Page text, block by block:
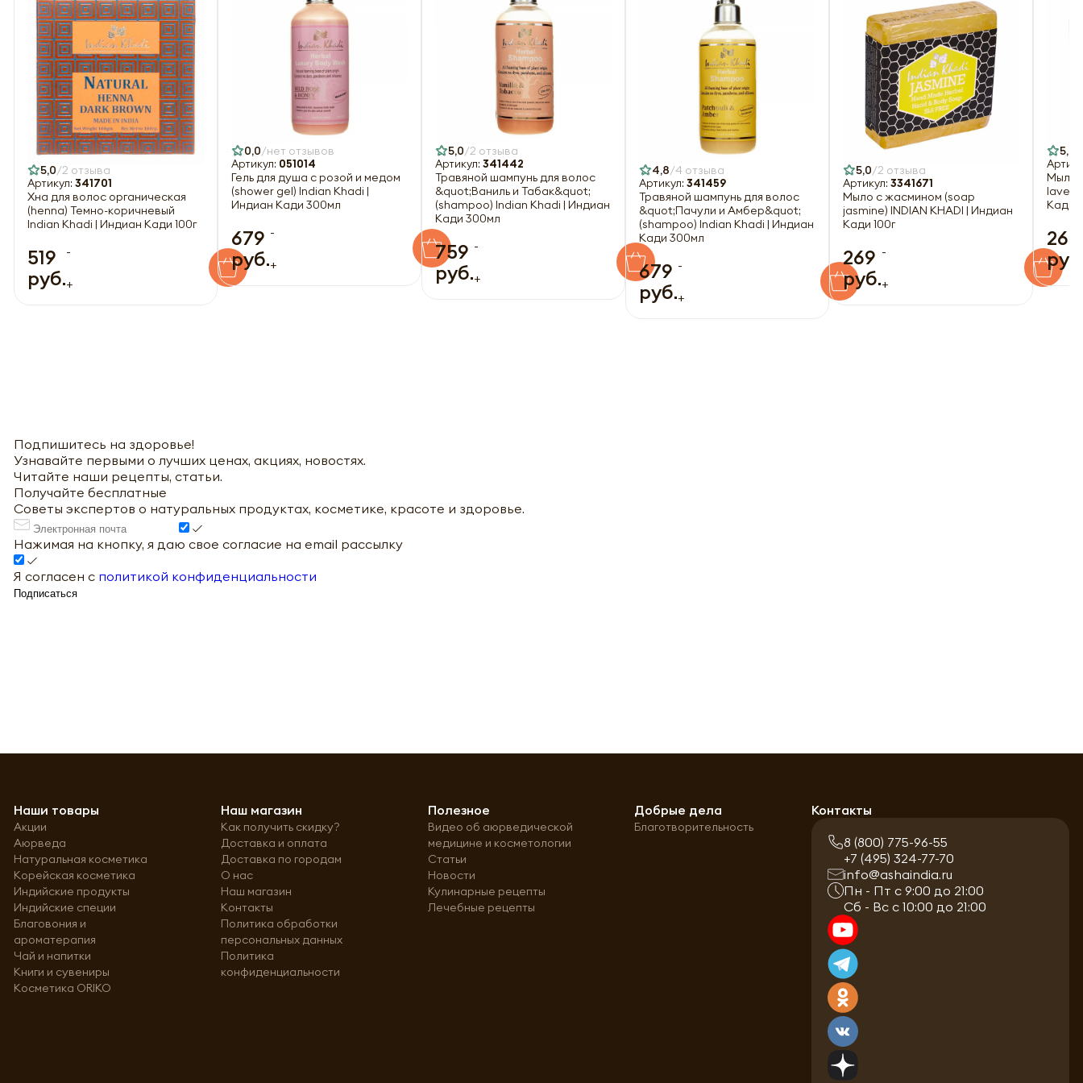
5,0 2 отзыва
Артикул: 341701
Хна для волос органическая
(henna) Темно-коричневый
Indian Khadi | Индиан Кади 100г
519
руб.
-
+
0,0 нет отзывов
Артикул: 051014
Гель для душа с розой и медом
(shower gel) Indian Khadi |
Индиан Кади 300мл
679
руб.
-
+
5,0 2 отзыва
Артикул: 341442
Травяной шампунь для волос
&quot;Ваниль и Табак&quot;
(shampoo) Indian Khadi | Индиан
Кади 300мл
759
руб.
-
+
4,8 4 отзыва
Артикул: 341459
Травяной шампунь для волос
&quot;Пачули и Амбер&quot;
(shampoo) Indian Khadi | Индиан
Кади 300мл
679
руб.
-
+
5,0 2 отзыва
Артикул: 3341671
Мыло с жасмином (soap
jasmine) INDIAN KHADI | Индиан
Кади 100г
269
руб.
-
+
5,0
Мыло
Кади
269
Подпишитесь на здоровье!
Узнавайте первыми о лучших ценах, акциях, новостях.
Читайте наши рецепты, статьи.
Получайте бесплатные
Советы экспертов о натуральных продуктах, косметике, красоте и здоровье.
Нажимая на кнопку, я даю свое согласие на email рассылку
Я согласен с политикой конфиденциальности
Подписаться
Наши товары
Акции
Аюрведа
Натуральная косметика
Корейская косметика
Индийские продукты
Индийские специи
Благовония и
ароматерапия
Чай и напитки
Книги и сувениры
Косметика ORIKO
Наш магазин
Как получить скидку?
Доставка и оплата
Доставка по городам
О нас
Наш магазин
Контакты
Политика обработки
персональных данных
Политика
конфиденциальности
Полезное
Видео об аюрведической
медицине и косметологии
Статьи
Новости
Кулинарные рецепты
Лечебные рецепты
Добрые дела
Благотворительность
Контакты
8 (800) 775-96-55
+7 (495) 324-77-70
info@ashaindia.ru
Пн - Пт с 9:00 до 21:00
Сб - Вс с 10:00 до 21:00